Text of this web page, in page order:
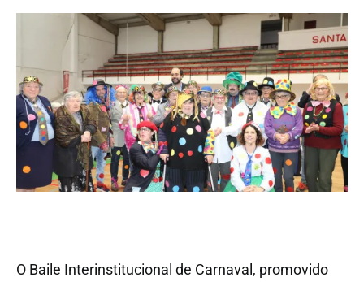
O Baile Interinstitucional de Carnaval, promovido